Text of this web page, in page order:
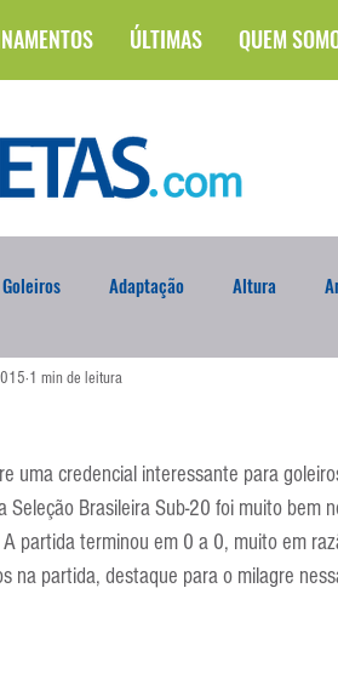
ÚLTIMAS QUEM
Adaptação Altura
Brasileirão
Curso Defesa da Semana
Alemã Escola Americana
1 min de leitura
uma credencial interessante para
Seleção Brasileira Sub-20 foi muito bem
A partida terminou em 0 a 0, muito em
na partida, destaque para o milagre